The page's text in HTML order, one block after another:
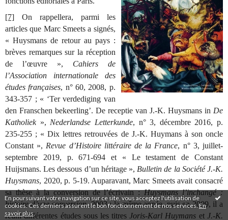
En poursuivant votre navigation sur ce site, vous acceptez l'utilisation de
cookies. Ces derniers assurent le bon fonctionnement de nos services.En
savoir plus.
[7] On rappellera, parmi les
articles que Marc Smeets a signés,
« Huysmans de retour au pays :
brèves remarques sur la réception
de l’œuvre », Cahiers de
l’Association internationale des
études françaises, n° 60, 2008, p.
343-357 ; « ‘Ter verdediging van
den Franschen bekeerling’. De receptie van J.-K. Huysmans in De
Katholiek», Nederlandse Letterkunde, n° 3, décembre 2016, p.
235-255 ; « Dix lettres retrouvées de J.-K. Huymans à son oncle
Constant », Revue d’Histoire littéraire de la France, n° 3, juillet-
septembre 2019, p. 671-694 et « Le testament de Constant
Huijsmans. Les dessous d’un héritage », Bulletin de la Société J.-K.
Huysmans, 2020, p. 5-19. Auparavant, Marc Smeets avait consacré
sa thèse à la conversion de l’écrivain :Huysmans l’inchangé :
histoire d’une conversion, 2003 ; la même année, puis en 2009, il a
réuni différentes études sous les titresJoris-Karl Huymans et J.-K.